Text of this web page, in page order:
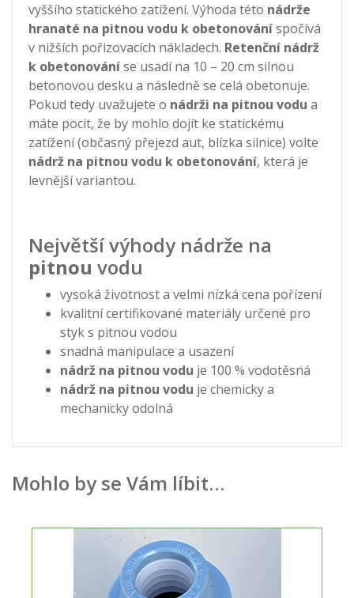
vyššího statického zatížení. Výhoda této nádrže
hranaté na pitnou vodu k obetonováníspočívá
v nižších pořizovacích nákladech. Retenční nádrž
k obetonováníse usadí na 10 – 20 cm silnou
betonovou desku a následně se celá obetonuje.
Pokud tedy uvažujete o nádrži na pitnou vodu a
máte pocit, že by mohlo dojít ke statickému
zatížení (občasný přejezd aut, blízka silnice) volte
nádrž na pitnou vodu k obetonování, která je
levnější variantou.
Největší výhody nádrže na
pitnou vodu
vysoká životnost a velmi nízká cena pořízení
kvalitní certifikované materiály určené pro
styk s pitnou vodou
snadná manipulace a usazení
nádrž na pitnou vodu je 100 % vodotěsná
nádrž na pitnou vodu je chemicky a
mechanicky odolná
Mohlo by se Vám líbit…